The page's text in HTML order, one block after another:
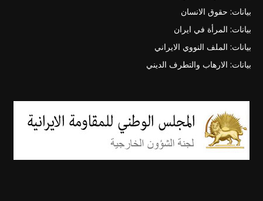
بيانات: حقوق الانسان
بيانات: المرأة في ايران
بيانات: الملف النووي الايراني
بيانات: الارهاب والتطرف الديني